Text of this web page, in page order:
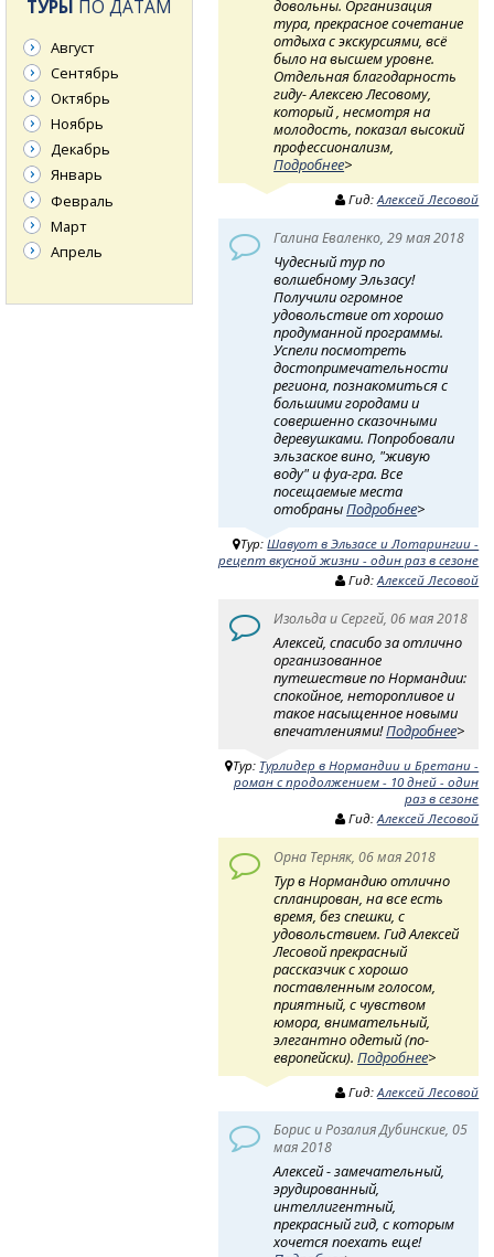
довольны. Организация
тура, прекрасное сочетание
отдыха с экскурсиями, всё
было на высшем уровне.
Отдельная благодарность
гиду- Алексею Лесовому,
который , несмотря на
молодость, показал высокий
профессионализм,
Подробнее>
Гид:Алексей Лесовой
Галина Еваленко, 29 мая 2018
Чудесный тур по
волшебному Эльзасу!
Получили огромное
удовольствие от хорошо
продуманной программы.
Успели посмотреть
достопримечательности
региона, познакомиться с
большими городами и
совершенно сказочными
деревушками. Попробовали
эльзаское вино, "живую
воду" и фуа-гра. Все
посещаемые места
отобраныПодробнее>
Тур:Шавуот в Эльзасе и Лотарингии -
рецепт вкусной жизни - один раз в сезоне
Гид:Алексей Лесовой
Изольда и Сергей, 06 мая 2018
Алексей, спасибо за отлично
организованное
путешествие по Нормандии:
спокойное, неторопливое и
такое насыщенное новыми
впечатлениями!Подробнее>
Тур: Турлидер в Нормандии и Бретани -
роман с продолжением - 10 дней - один
раз в сезоне
Гид:Алексей Лесовой
Орна Терняк, 06 мая 2018
Тур в Нормандию отлично
спланирован, на все есть
время, без спешки, с
удовольствием. Гид Алексей
Лесовой прекрасный
рассказчик с хорошо
поставленным голосом,
приятный, с чувством
юмора, внимательный,
элегантно одетый (по-
европейски).Подробнее>
Гид:Алексей Лесовой
Борис и Розалия Дубинские, 05
мая 2018
Алексей - замечательный,
эрудированный,
интеллигентный,
прекрасный гид, с которым
хочется поехать еще!
ТУРЫ ПО ДАТАМ
Август
Сентябрь
Октябрь
Ноябрь
Декабрь
Январь
Февраль
Март
Апрель